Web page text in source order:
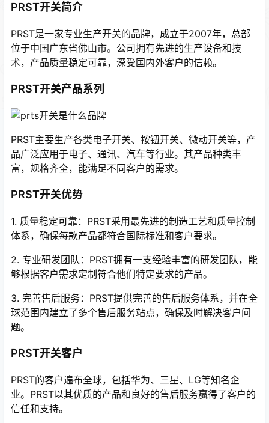
PRST开关简介
PRST是一家专业生产开关的品牌，成立于2007年，总部
位于中国广东省佛山市。公司拥有先进的生产设备和技
术，产品质量稳定可靠，深受国内外客户的信赖。
PRST开关产品系列
PRST主要生产各类电子开关、按钮开关、微动开关等，产
品广泛应用于电子、通讯、汽车等行业。其产品种类丰
富，规格齐全，能满足不同客户的需求。
PRST开关优势
1. 质量稳定可靠：PRST采用最先进的制造工艺和质量控制
体系，确保每款产品都符合国际标准和客户要求。
2. 专业研发团队：PRST拥有一支经验丰富的研发团队，能
够根据客户需求定制符合他们特定要求的产品。
3. 完善售后服务：PRST提供完善的售后服务体系，并在全
球范围内建立了多个售后服务站点，确保及时解决客户问
题。
PRST开关客户
PRST的客户遍布全球，包括华为、三星、LG等知名企
业。PRST以其优质的产品和良好的售后服务赢得了客户的
信任和支持。